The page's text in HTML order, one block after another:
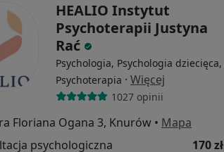
HEALIO Instytut
Psychoterapii Justyna
Rać
Psychologia, Psychologia dziecięca,
Psychoterapia · Więcej
1027 opinii
Floriana Ogana 3, Knurów • Mapa
psychologiczna
170 zł